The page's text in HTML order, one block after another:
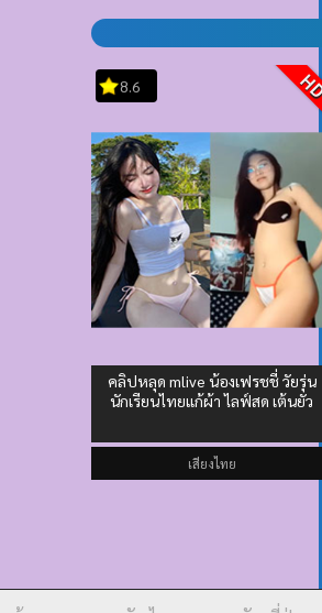
8.6
คลิปหลุด mlive น้องเฟรชชี่ วัยรุ่น
นักเรียนไทยแก้ผ้า ไลฟ์สด เต้นยั่ว
เสียงไทย